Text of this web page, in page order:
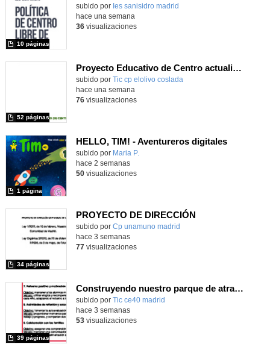
subido por Ies sanisidro madrid
10 páginas
hace una semana
36visualizaciones
Proyecto Educativo de Centro actualizado 2026
subido por Tic cp elolivo coslada
52 páginas
hace una semana
76visualizaciones
HELLO, TIM! - Aventureros digitales
Contenido educativo.
subido por Maria P.
1 página
hace 2 semanas
50visualizaciones
PROYECTO DE DIRECCIÓN
Contenido educativo.
subido por Cp unamuno madrid
34 páginas
hace 3 semanas
77visualizaciones
Construyendo nuestro parque de atracciones
subido por Tic ce40 madrid
39 páginas
hace 3 semanas
53visualizaciones